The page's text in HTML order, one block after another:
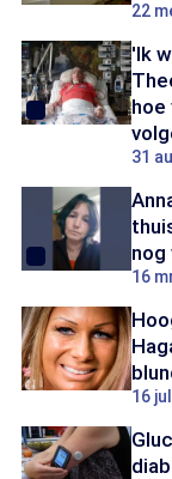
22
'Ik
hoe
31
nog
16
16